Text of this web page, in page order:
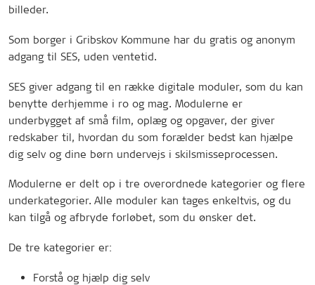
billeder.
Som borger i Gribskov Kommune har du gratis og anonym
adgang til SES, uden ventetid.
SES giver adgang til en række digitale moduler, som du kan
benytte derhjemme i ro og mag. Modulerne er
underbygget af små film, oplæg og opgaver, der giver
redskaber til, hvordan du som forælder bedst kan hjælpe
dig selv og dine børn undervejs i skilsmisseprocessen.
Modulerne er delt op i tre overordnede kategorier og flere
underkategorier. Alle moduler kan tages enkeltvis, og du
kan tilgå og afbryde forløbet, som du ønsker det.
De tre kategorier er:
Forstå og hjælp dig selv